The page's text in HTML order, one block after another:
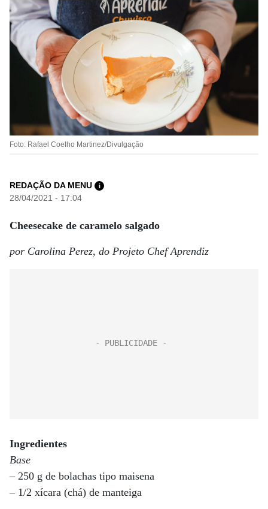
Foto: Rafael Coelho Martinez/Divulgação
REDAÇÃO DA MENU i
28/04/2021 - 17:04
Cheesecake de caramelo salgado
por Carolina Perez, do Projeto Chef Aprendiz
Ingredientes
Base
– 250 g de bolachas tipo maisena
– 1/2 xícara (chá) de manteiga